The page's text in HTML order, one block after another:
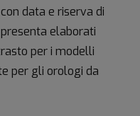
data e riserva di
presenta elaborati
per i modelli
per gli orologi da